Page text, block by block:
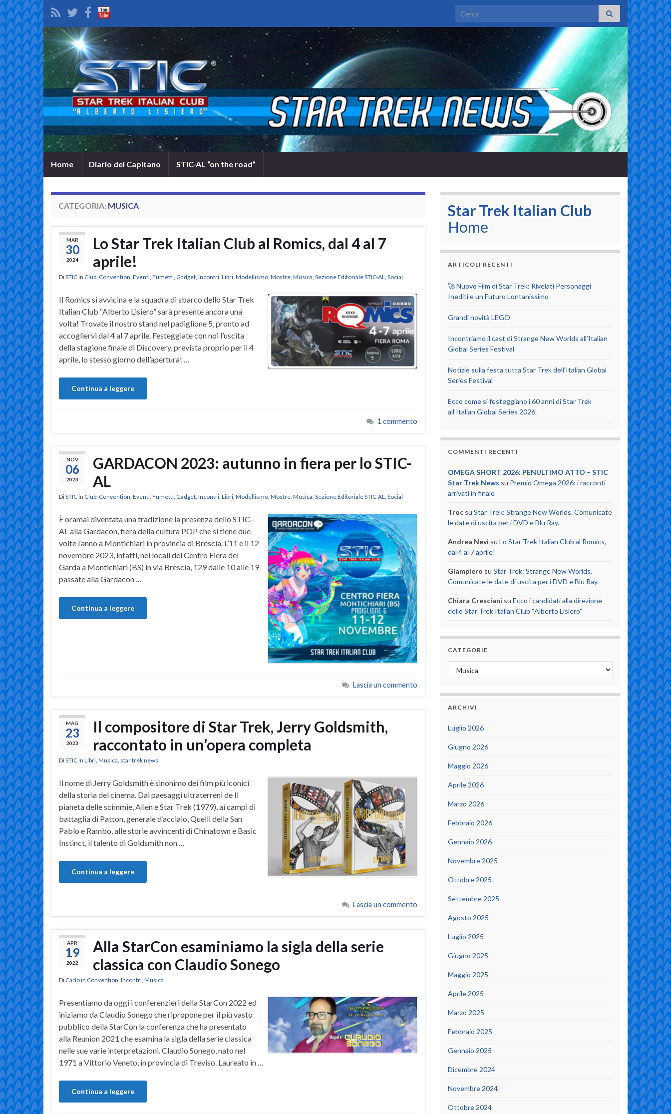
Search for:
Home Diario del Capitano STIC-AL “on the road”
CATEGORIA: MUSICA
MAR
30
2024
Lo Star Trek Italian Club al Romics, dal 4 al 7
aprile!
DiSTICin Club, Convention, Eventi, Fumetti, Gadget, Incontri, Libri, Modellismo, Mostre, Musica, Sezione Editoriale STIC-AL, Social
Il Romics si avvicina e la squadra di sbarco dello Star Trek
Italian Club “Alberto Lisiero” sarà presente ancora una
volta! Trovate il nostro stand nel padiglione 5, pronto ad
accogliervi dal 4 al 7 aprile. Festeggiate con noi l’uscita
della stagione finale di Discovery, prevista proprio per il 4
aprile, lo stesso giorno dell’apertura! …
Continua a leggere
1 commento
NOV
06
2023
GARDACON 2023: autunno in fiera per lo STIC-
AL
DiSTICin Club, Convention, Eventi, Fumetti, Gadget, Incontri, Libri, Modellismo, Mostre, Musica, Sezione Editoriale STIC-AL, Social
È oramai diventata una tradizione la presenza dello STIC-
AL alla Gardacon, fiera della cultura POP che si tiene due
volte l’anno a Montichiari in provincia di Brescia. L’11 e il 12
novembre 2023, infatti, nei locali del Centro Fiera del
Garda a Montichiari (BS) in via Brescia, 129 dalle 10 alle 19
passate alla Gardacon …
Continua a leggere
Lascia un commento
MAG
23
2023
Il compositore di Star Trek, Jerry Goldsmith,
raccontato in un’opera completa
DiSTICin Libri, Musica, star trek news
Il nome di Jerry Goldsmith è sinonimo dei film più iconici
della storia del cinema. Dai paesaggi ultraterreni de Il
pianeta delle scimmie, Alien e Star Trek (1979), ai campi di
battaglia di Patton, generale d’acciaio, Quelli della San
Pablo e Rambo, alle storie avvincenti di Chinatown e Basic
Instinct, il talento di Goldsmith non …
Continua a leggere
Lascia un commento
APR
19
2022
Alla StarCon esaminiamo la sigla della serie
classica con Claudio Sonego
Di Carloin Convention, Incontri, Musica
Presentiamo da oggi i conferenzieri della StarCon 2022 ed
iniziamo da Claudio Sonego che ripropone per il più vasto
pubblico della StarCon la conferenza che ha presentato
alla Reunion 2021 che esamina la sigla della serie classica
nelle sue varie interpretazioni. Claudio Sonego, nato nel
1971 a Vittorio Veneto, in provincia di Treviso. Laureato in …
Continua a leggere
Star Trek Italian Club
Home
ARTICOLI RECENTI
🚀 Nuovo Film di Star Trek: Rivelati Personaggi
Inediti e un Futuro Lontanissimo
Grandi novità LEGO
Incontriamo il cast di Strange New Worlds all’Italian
Global Series Festival
Notizie sulla festa tutta Star Trek dell’Italian Global
Series Festival
Ecco come si festeggiano i 60 anni di Star Trek
all’Italian Global Series 2026.
COMMENTI RECENTI
OMEGA SHORT 2026: PENULTIMO ATTO – STIC
Star Trek News su Premio Omega 2026: i racconti
arrivati in finale
Troc su Star Trek: Strange New Worlds. Comunicate
le date di uscita per i DVD e Blu Ray.
Andrea Nevi su Lo Star Trek Italian Club al Romics,
dal 4 al 7 aprile!
Giampiero su Star Trek: Strange New Worlds.
Comunicate le date di uscita per i DVD e Blu Ray.
Chiara Cresciani su Ecco i candidati alla direzione
dello Star Trek Italian Club “Alberto Lisiero”
CATEGORIE
Categorie
ARCHIVI
Luglio 2026
Giugno 2026
Maggio 2026
Aprile 2026
Marzo 2026
Febbraio 2026
Gennaio 2026
Novembre 2025
Ottobre 2025
Settembre 2025
Agosto 2025
Luglio 2025
Giugno 2025
Maggio 2025
Aprile 2025
Marzo 2025
Febbraio 2025
Gennaio 2025
Dicembre 2024
Novembre 2024
Ottobre 2024